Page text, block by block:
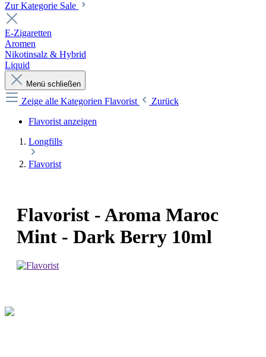
Zur Kategorie Sale
E-Zigaretten
Aromen
Nikotinsalz & Hybrid
Liquid
Menü schließen
Zeige alle Kategorien Flavorist
Zurück
Flavorist anzeigen
Longfills
Flavorist
Flavorist - Aroma Maroc
Mint - Dark Berry 10ml